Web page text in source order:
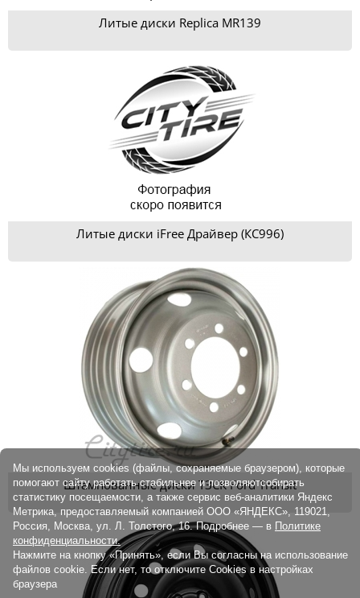
Литые диски Replica MR139
Литые диски iFree Драйвер (КС996)
Штампованные диски ТЗСК Ford Transit
Мы используем cookies (файлы, сохраняемые браузером), которые
помогают сайту работать стабильнее и позволяютсобирать
статистику посещаемости, а также сервис веб-аналитики Яндекс
Метрика, предоставляемый компанией ООО «ЯНДЕКС», 119021,
Россия, Москва, ул. Л. Толстого, 16. Подробнее — в Политике
конфиденциальности.
Нажмите на кнопку «Принять», если Вы согласны на использование
файлов cookie. Если нет, то отключите Cookies в настройках
браузера